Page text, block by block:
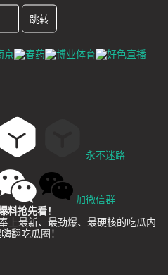
跳转
永不迷路
加微信群
抢先看！
上最新、最劲爆、最硬核的吃瓜内
翻吃瓜圈！